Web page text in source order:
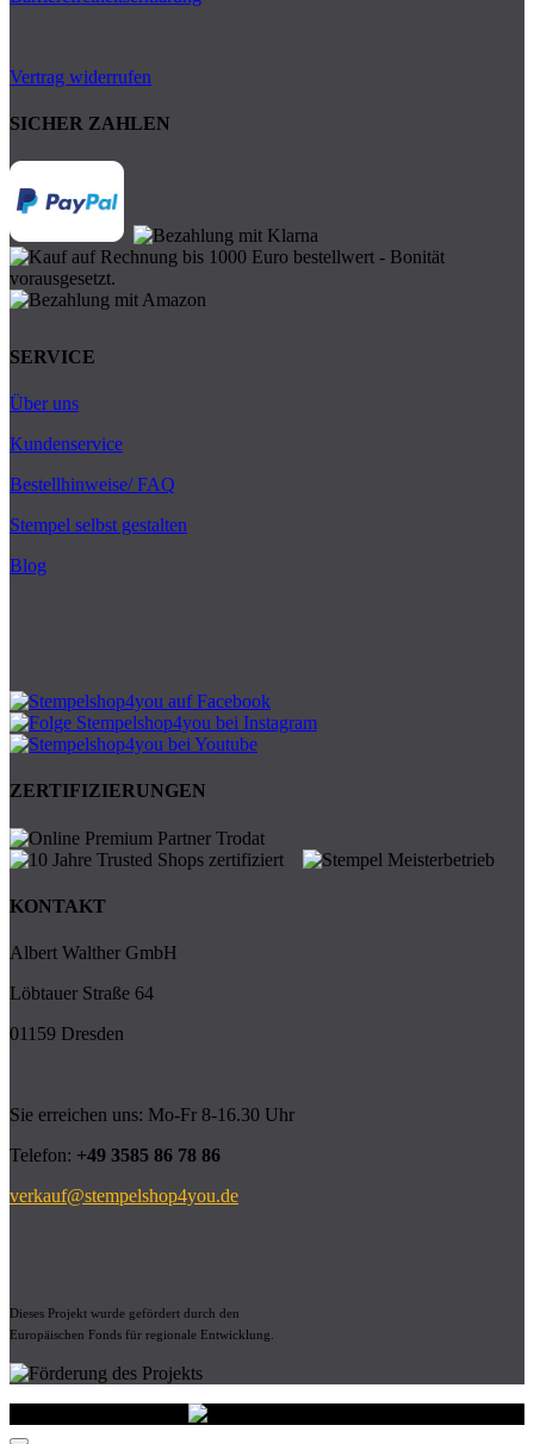
Vertrag widerrufen
SICHER ZAHLEN
SERVICE
Über uns
Kundenservice
Bestellhinweise/ FAQ
Stempel selbst gestalten
Blog
ZERTIFIZIERUNGEN
KONTAKT
Albert Walther GmbH
Löbtauer Straße 64
01159 Dresden
Sie erreichen uns: Mo-Fr 8-16.30 Uhr
Telefon: +49 3585 86 78 86
verkauf@stempelshop4you.de
Dieses Projekt wurde gefördert durch den
Europäischen Fonds für regionale Entwicklung.